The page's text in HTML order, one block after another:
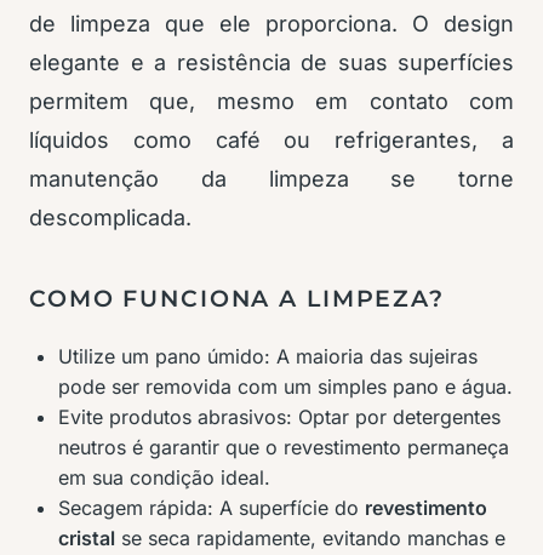
de limpeza que ele proporciona. O design
elegante e a resistência de suas superfícies
permitem que, mesmo em contato com
líquidos como café ou refrigerantes, a
manutenção da limpeza se torne
descomplicada.
COMO FUNCIONA A LIMPEZA?
Utilize um pano úmido: A maioria das sujeiras
pode ser removida com um simples pano e água.
Evite produtos abrasivos: Optar por detergentes
neutros é garantir que o revestimento permaneça
em sua condição ideal.
Secagem rápida: A superfície do revestimento
cristal se seca rapidamente, evitando manchas e